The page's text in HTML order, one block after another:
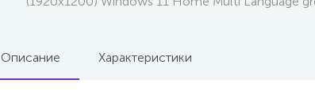
Описание Характеристики